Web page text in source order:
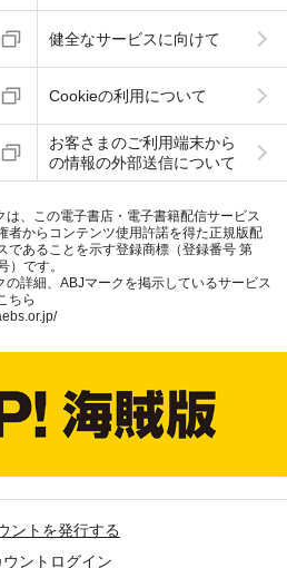
健全なサービスに向けて
Cookieの利用について
お客さまのご利用端末から
の情報の外部送信について
は、この電子書店・電子書籍配信サービス
者からコンテンツ使用許諾を得た正規版配
であることを示す登録商標（登録番号 第
）です。
の詳細、ABJマークを掲示しているサービス
ちら
ントを発行する
ントログイン